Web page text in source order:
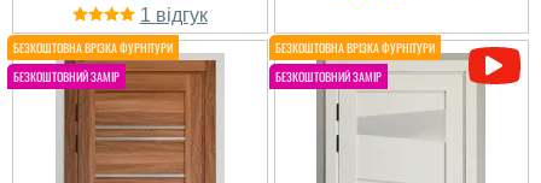
якісний товар за
адекватну ціну.
Двері норм, скло не
дуже, бо тонкувате як на
мене та і закріплено
слабенько.
1